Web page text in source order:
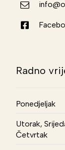
Radno
Ponedjeljak
Utorak,
Četvrtak